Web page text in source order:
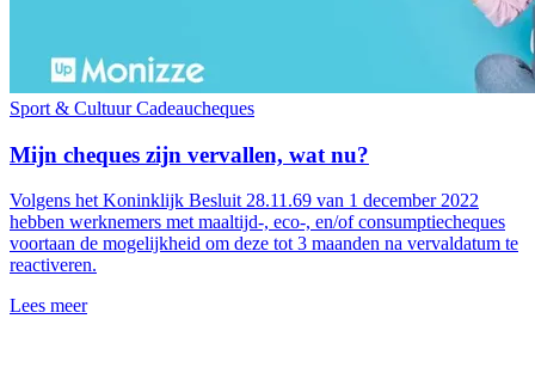
Sport & Cultuur Cadeaucheques
Mijn cheques zijn vervallen, wat nu?
Volgens het Koninklijk Besluit 28.11.69 van 1 december 2022
hebben werknemers met maaltijd-, eco-, en/of consumptiecheques
voortaan de mogelijkheid om deze tot 3 maanden na vervaldatum te
reactiveren.
Lees meer